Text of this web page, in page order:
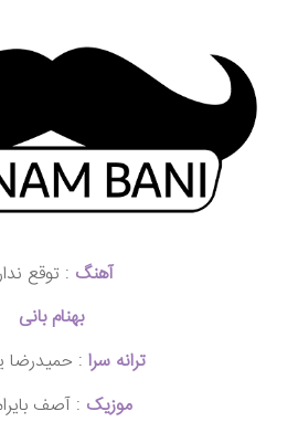
آهنگ : توقع
بهنام بانی
ترانه سرا : حمیدرضا
موزیک : آصف